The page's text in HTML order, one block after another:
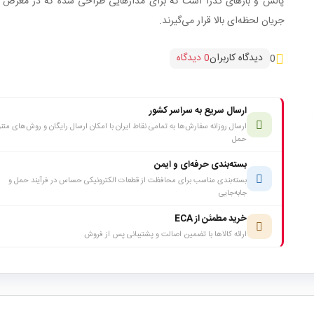
جریان لحظه‌ای بالا قرار می‌گیرند.
0 دیدگاه کاربران0 دیدگاه
ارسال سریع به سراسر کشور
ارسال روزانه سفارش‌ها به تمامی نقاط ایران با امکان ارسال رایگان و روش‌های
حمل
بسته‌بندی حرفه‌ای و ایمن
بسته‌بندی مناسب برای محافظت از قطعات الکترونیکی حساس در فرآیند حمل و
جابه‌جایی
خرید مطمئن از ECA
ارائه کالاها با تضمین اصالت و پشتیبانی پس از فروش